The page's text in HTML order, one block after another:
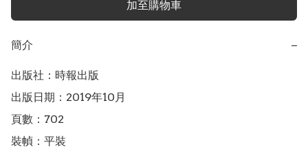
加至購物車
簡介 −
出版社：時報出版
出版日期：2019年10月
頁數：702
裝幀：平裝